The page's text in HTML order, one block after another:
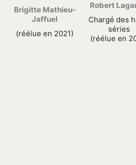
Brigitte Mathieu-
Jaffuel
(réélue en 2021)
Robert
Chargé des
séries
(réélue en